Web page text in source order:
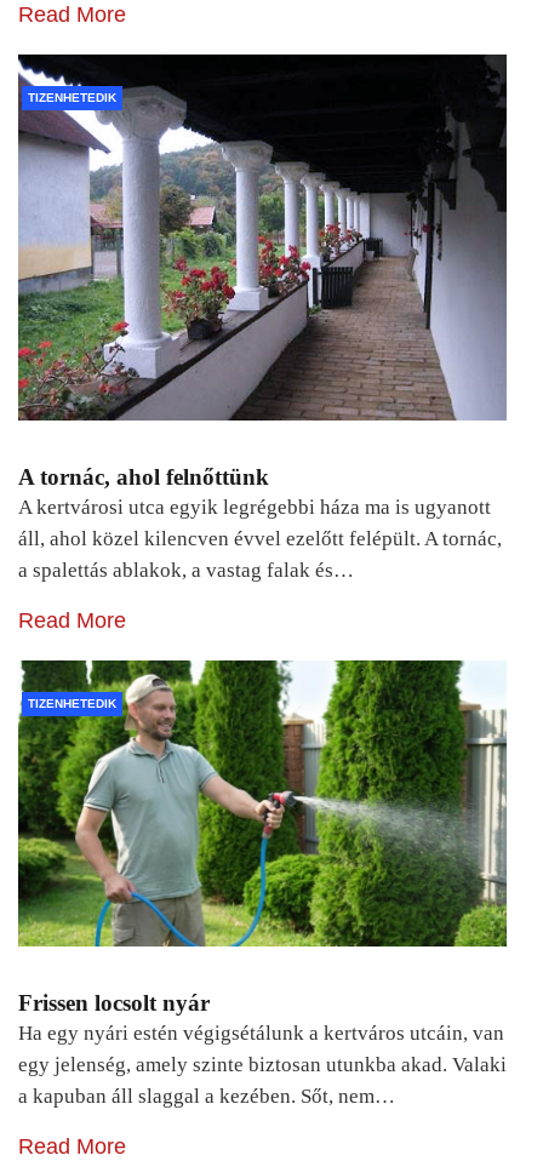
Read More
TIZENHETEDIK
A tornác, ahol felnőttünk
A kertvárosi utca egyik legrégebbi háza ma is ugyanott
áll, ahol közel kilencven évvel ezelőtt felépült. A tornác,
a spalettás ablakok, a vastag falak és…
Read More
TIZENHETEDIK
Frissen locsolt nyár
Ha egy nyári estén végigsétálunk a kertváros utcáin, van
egy jelenség, amely szinte biztosan utunkba akad. Valaki
a kapuban áll slaggal a kezében. Sőt, nem…
Read More